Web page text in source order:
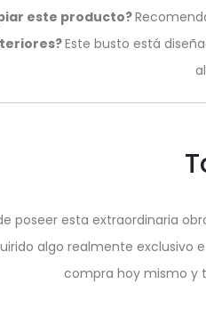
este producto?
Este busto está
poseer esta extraordinaria
algo realmente exclusivo
compra hoy mismo y